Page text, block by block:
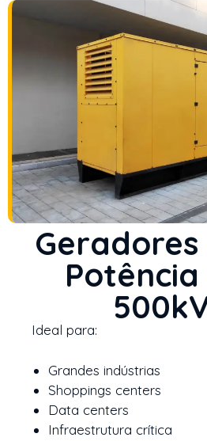
Ideal para:
Grandes indústrias
Shoppings centers
Data centers
Infraestrutura crítica